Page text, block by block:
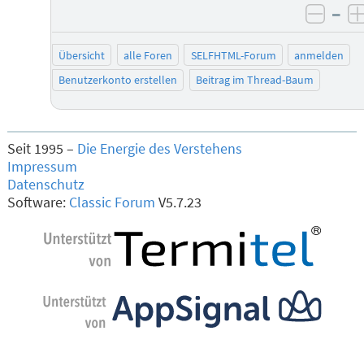
–
Übersicht alle Foren SELFHTML-Forum
anmelden
Benutzerkonto erstellen
Beitrag im Thread-Baum
Seit 1995 – Die Energie des Verstehens
Impressum
Datenschutz
Software: Classic Forum V5.7.23